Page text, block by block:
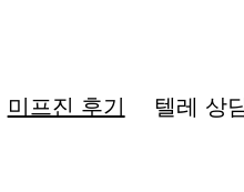
미프진 후기 텔레 상